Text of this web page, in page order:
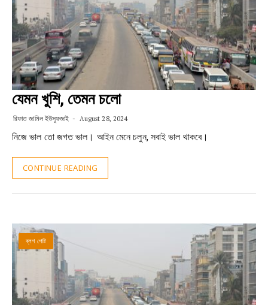
যেমন খুশি, তেমন চলো
রিফাত জামিল ইউসুফজাই August 28, 2024
নিজে ভাল তো জগত ভাল। আইন মেনে চলুন, সবাই ভাল থাকবে।
CONTINUE READING
ব্লগ পোষ্ট